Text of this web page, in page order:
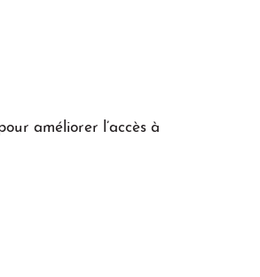
améliorer l’accès à